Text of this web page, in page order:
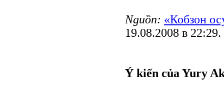
Nguồn: «Кобзон
19.08.2008 в 22:29.
Ý kiến của Yury